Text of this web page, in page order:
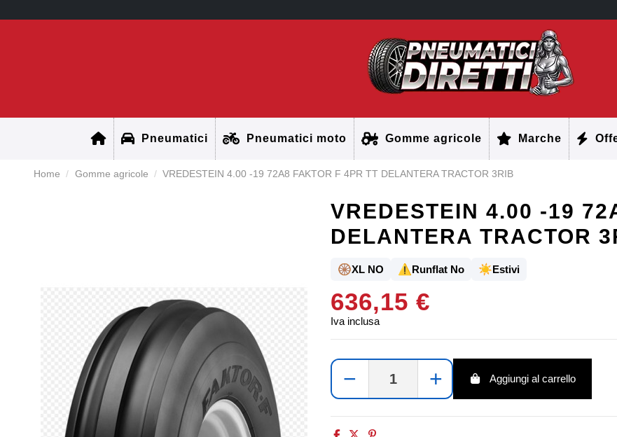
Pneumatici Pneumatici moto Gomme agricole Marche
Home Gomme agricole VREDESTEIN 4.00 -19 72A8 FAKTOR F 4PR TT DELANTERA TRACTOR 3RIB
VREDESTEIN 4.00 -19
DELANTERA TRACTOR
🛞XL NO ⚠️Runflat No ☀️Estivi
636,15 €
Iva inclusa
− + Aggiungi al carrello